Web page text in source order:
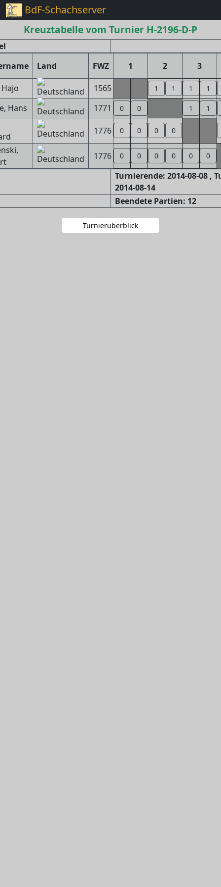
BdF-Schachserver
Kreuztabelle vom Turnier H-2196-D-P
Land FWZ 1 2 3
1565 1 1 1 1
Hans 1771 0 0 1 1
1776 0 0 0 0
1776 0 0 0 0 0 0
Turnierende: 2014-08-08 ,
2014-08-14
Beendete Partien: 12
Turnierüberblick